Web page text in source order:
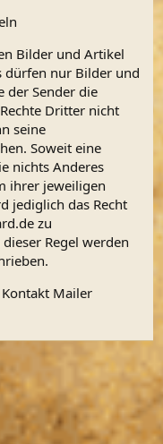
Bilder und Artikel
dürfen nur Bilder und
der Sender die
Dritter nicht
seine
Soweit eine
nichts Anderes
ihrer jeweiligen
jediglich das Recht
zu
Regel werden
Mailer